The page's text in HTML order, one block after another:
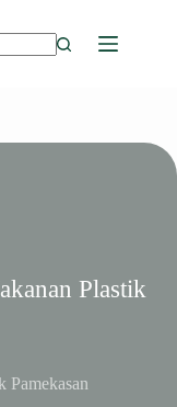
Plastik
Pamekasan